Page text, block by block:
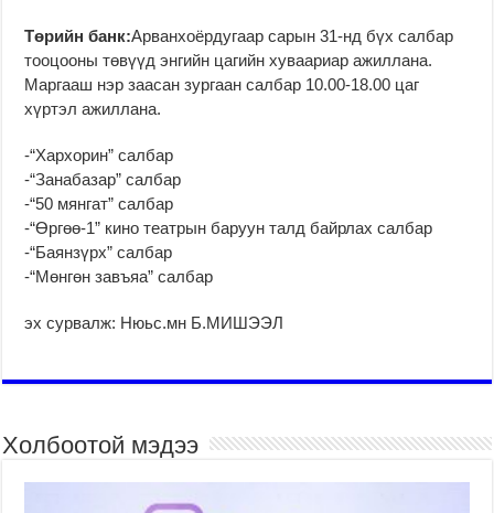
Төрийн банк:Арванхоёрдугаар сарын 31-нд бүх салбар
тооцооны төвүүд энгийн цагийн хуваариар ажиллана.
Маргааш нэр заасан зургаан салбар 10.00-18.00 цаг
хүртэл ажиллана.
-“Хархорин” салбар
-“Занабазар” салбар
-“50 мянгат” салбар
-“Өргөө-1” кино театрын баруун талд байрлах салбар
-“Баянзүрх” салбар
-“Мөнгөн завъяа” салбар
эх сурвалж: Нюьс.мн Б.МИШЭЭЛ
Холбоотой мэдээ